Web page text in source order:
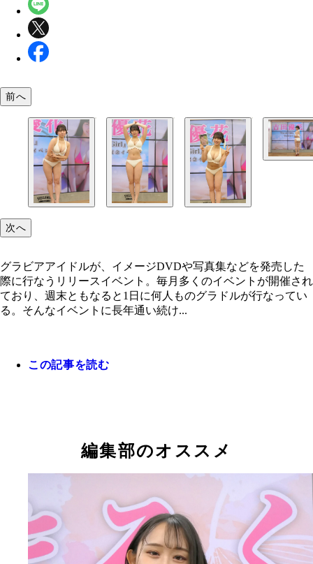
吉田優花
前へ
次へ
グラビアアイドルが、イメージDVDや写真集などを発売した
際に行なうリリースイベント。毎月多くのイベントが開催され
ており、週末ともなると1日に何人ものグラドルが行なってい
る。そんなイベントに長年通い続け...
この記事を読む
編集部のオススメ